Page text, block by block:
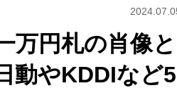
万円札の肖像
やKDDIなど